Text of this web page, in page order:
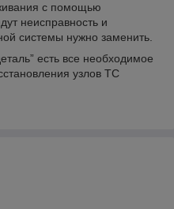
с помощью
неисправность и
системы нужно заменить.
есть все необходимое
узлов ТС